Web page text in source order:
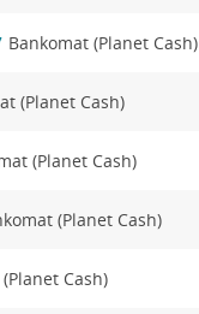
Bankomat (Planet Cash)
(Planet Cash)
(Planet Cash)
(Planet Cash)
Cash)